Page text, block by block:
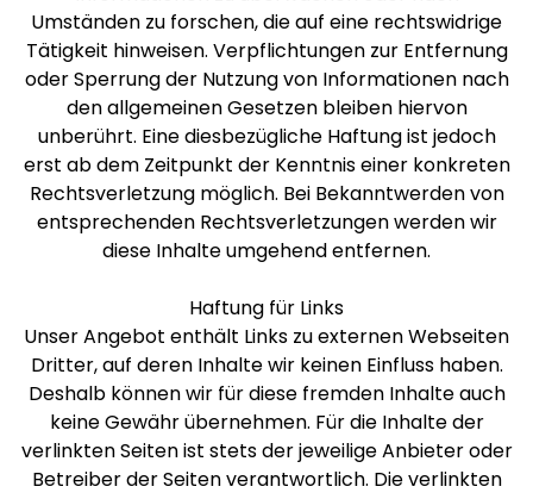
Umständen zu forschen, die auf eine rechtswidrige
Tätigkeit hinweisen. Verpflichtungen zur Entfernung
oder Sperrung der Nutzung von Informationen nach
den allgemeinen Gesetzen bleiben hiervon
unberührt. Eine diesbezügliche Haftung ist jedoch
erst ab dem Zeitpunkt der Kenntnis einer konkreten
Rechtsverletzung möglich. Bei Bekanntwerden von
entsprechenden Rechtsverletzungen werden wir
diese Inhalte umgehend entfernen.
Haftung für Links
Unser Angebot enthält Links zu externen Webseiten
Dritter, auf deren Inhalte wir keinen Einfluss haben.
Deshalb können wir für diese fremden Inhalte auch
keine Gewähr übernehmen. Für die Inhalte der
verlinkten Seiten ist stets der jeweilige Anbieter oder
Betreiber der Seiten verantwortlich. Die verlinkten